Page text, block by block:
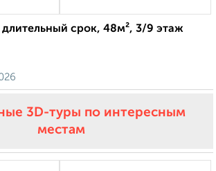
длительный срок, 48м², 3/9 этаж
3D-туры по интересным
местам